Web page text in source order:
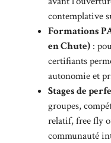
contemplative
Formations
en Chute) :
certifiants
autonomie et
Stages de
groupes,
relatif, free fly
communauté